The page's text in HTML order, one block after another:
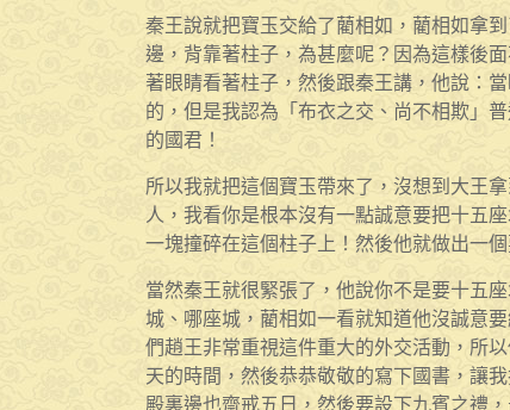
秦王說就把寶玉交給了藺相如，藺相如拿
邊，背靠著柱子，為甚麼呢？因為這樣後
著眼睛看著柱子，然後跟秦王講，他說：
的，但是我認為「布衣之交、尚不相欺」
的國君！
所以我就把這個寶玉帶來了，沒想到大王
人，我看你是根本沒有一點誠意要把十五
一塊撞碎在這個柱子上！然後他就做出一
當然秦王就很緊張了，他說你不是要十五
城、哪座城，藺相如一看就知道他沒誠意
們趙王非常重視這件重大的外交活動，所
天的時間，然後恭恭敬敬的寫下國書，讓
殿裏邊也齋戒五日，然後要設下九賓之禮